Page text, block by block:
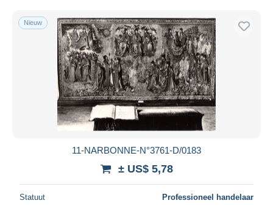
Nieuw
11-NARBONNE-N°3761-D/0183
± US$ 5,78
Statuut Professioneel handelaar